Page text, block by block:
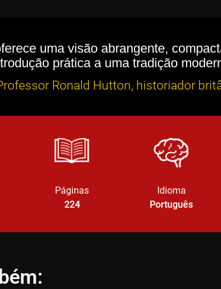
uma visão abrangente,
prática a uma tradição
Ronald Hutton, historiador
Páginas
224
Idioma
Português